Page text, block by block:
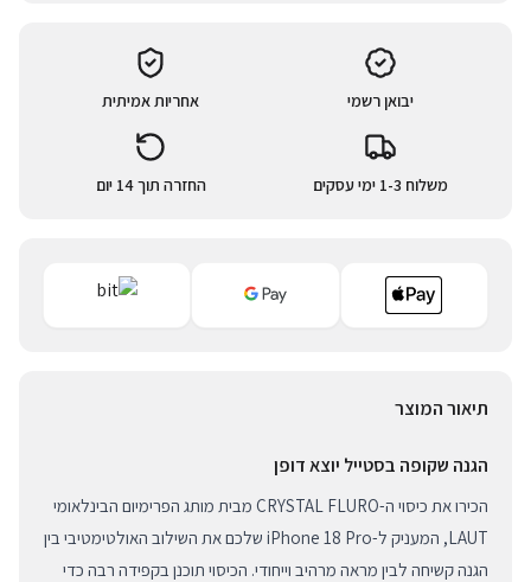
יבואן רשמי אחריות אמיתית
משלוח 1-3 ימי עסקים החזרה תוך 14 יום
תיאור המוצר
הגנה שקופה בסטייל יוצא דופן
הכירו את כיסוי ה-CRYSTAL FLURO מבית מותג הפרימיום הבינלאומי
LAUT, המעניק ל-iPhone 18 Pro שלכם את השילוב האולטימטיבי בין
הגנה קשיחה לבין מראה מרהיב וייחודי. הכיסוי תוכנן בקפידה רבה כדי